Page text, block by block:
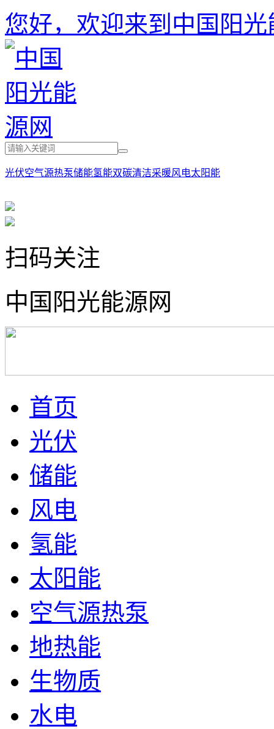
您好，欢迎来到中国阳光
光伏空气源热泵储能氢能双碳清洁采暖风电太阳能
扫码关注
中国阳光能源网
首页
光伏
储能
风电
氢能
太阳能
空气源热泵
地热能
生物质
水电